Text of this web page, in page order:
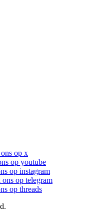
op x
op youtube
op instagram
ons op telegram
op threads